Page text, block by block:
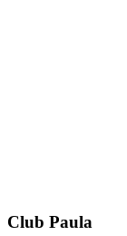
Club Paula